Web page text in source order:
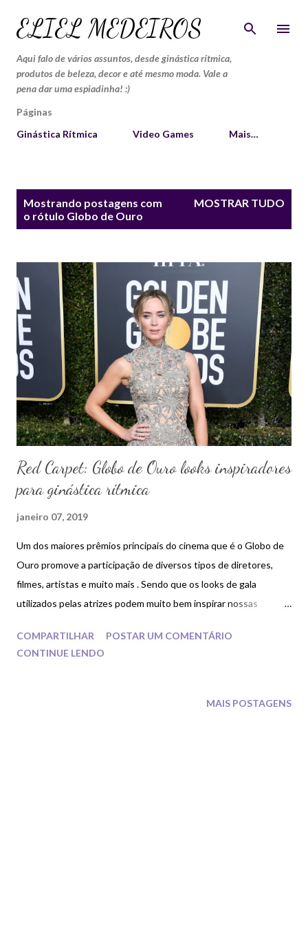
Pular para o conteúdo principal
ELIEL MEDEIROS
Aqui falo de vários assuntos, desde ginástica rítmica,
produtos de beleza, decor e até mesmo moda. Vale a
pena dar uma espiadinha! :)
Páginas
Ginástica Rítmica
Video Games Mais…
Mostrando postagens com
o rótulo Globo de Ouro
MOSTRAR TUDO
Red Carpet: Globo de Ouro looks inspiradores
para ginástica rítmica
janeiro 07, 2019
Um dos maiores prêmios principais do cinema que é o Globo de
Ouro promove a participação de diversos tipos de diretores,
filmes, artistas e muito mais . Sendo que os looks de gala
utilizados pelas atrizes podem muito bem inspirar nossas
COMPARTILHAR
POSTAR UM COMENTÁRIO
CONTINUE LENDO
MAIS POSTAGENS